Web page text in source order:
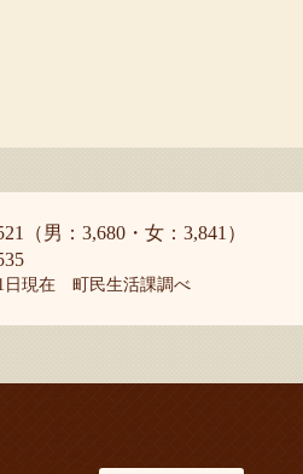
（男：3,680・女：3,841）
日現在 町民生活課調べ